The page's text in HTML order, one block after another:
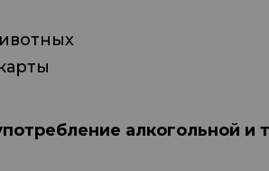
алкогольной и